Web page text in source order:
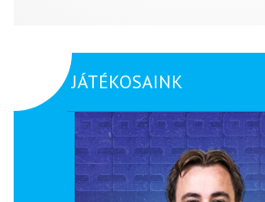
JÁTÉKOSAINK